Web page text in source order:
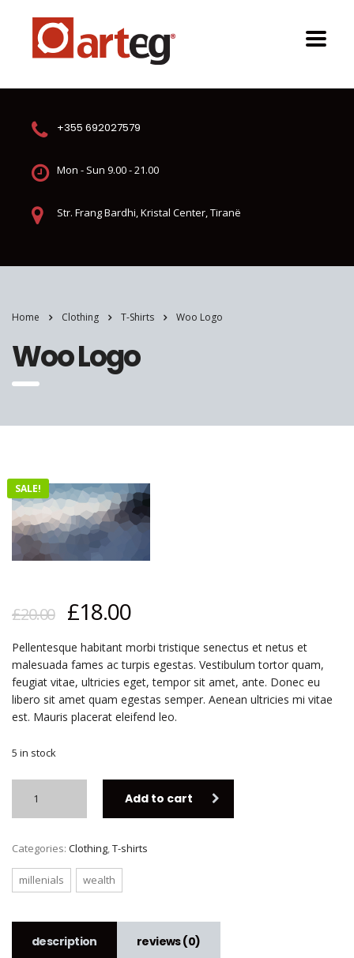
+355 692027579
Mon - Sun 9.00 - 21.00
Str. Frang Bardhi, Kristal Center, Tiranë
Home Clothing T-Shirts Woo Logo
Woo Logo
SALE!
£20.00 £18.00
Pellentesque habitant morbi tristique senectus et netus et
malesuada fames ac turpis egestas. Vestibulum tortor quam,
feugiat vitae, ultricies eget, tempor sit amet, ante. Donec eu
libero sit amet quam egestas semper. Aenean ultricies mi vitae
est. Mauris placerat eleifend leo.
5 in stock
Add to cart
Categories: Clothing,T-shirts
millenials wealth
description reviews (0)